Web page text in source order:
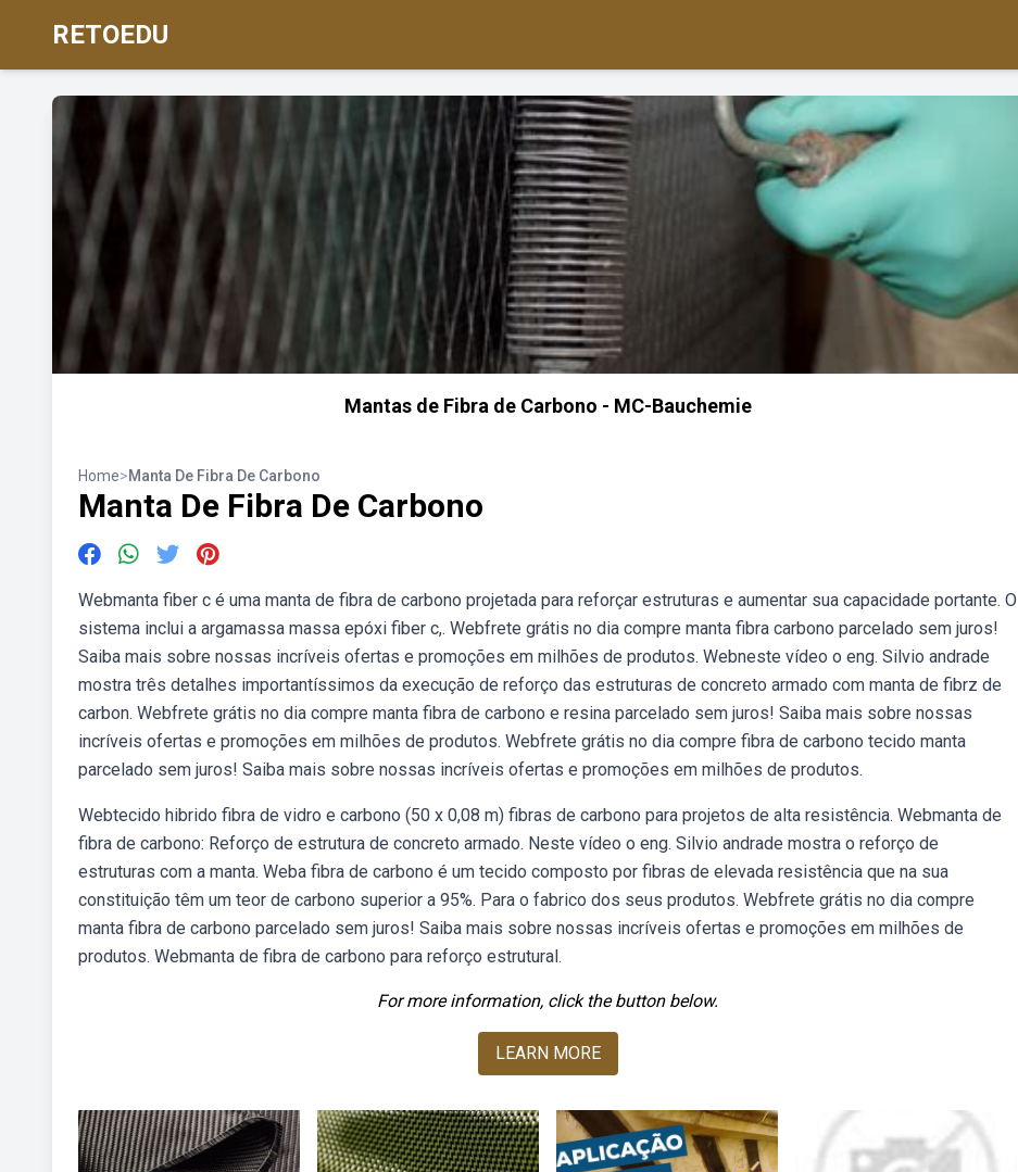
RETOEDU
Mantas de Fibra de Carbono - MC-Bauchemie
Home>Manta De Fibra De Carbono
Manta De Fibra De Carbono
Webmanta fiber c é uma manta de fibra de carbono projetada para reforçar estruturas e aumentar sua capacidade portante. O
sistema inclui a argamassa massa epóxi fiber c,. Webfrete grátis no dia compre manta fibra carbono parcelado sem juros!
Saiba mais sobre nossas incríveis ofertas e promoções em milhões de produtos. Webneste vídeo o eng. Silvio andrade
mostra três detalhes importantíssimos da execução de reforço das estruturas de concreto armado com manta de fibrz de
carbon. Webfrete grátis no dia compre manta fibra de carbono e resina parcelado sem juros! Saiba mais sobre nossas
incríveis ofertas e promoções em milhões de produtos. Webfrete grátis no dia compre fibra de carbono tecido manta
parcelado sem juros! Saiba mais sobre nossas incríveis ofertas e promoções em milhões de produtos.
Webtecido hibrido fibra de vidro e carbono (50 x 0,08 m) fibras de carbono para projetos de alta resistência. Webmanta de
fibra de carbono: Reforço de estrutura de concreto armado. Neste vídeo o eng. Silvio andrade mostra o reforço de
estruturas com a manta. Weba fibra de carbono é um tecido composto por fibras de elevada resistência que na sua
constituição têm um teor de carbono superior a 95%. Para o fabrico dos seus produtos. Webfrete grátis no dia compre
manta fibra de carbono parcelado sem juros! Saiba mais sobre nossas incríveis ofertas e promoções em milhões de
produtos. Webmanta de fibra de carbono para reforço estrutural.
For more information, click the button below.
LEARN MORE